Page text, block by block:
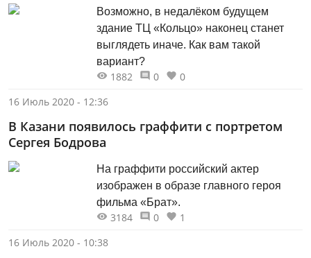
Возможно, в недалёком будущем
здание ТЦ «Кольцо» наконец станет
выглядеть иначе. Как вам такой
вариант?
1882 0
0
16 Июль 2020 - 12:36
В Казани появилось граффити с портретом
Сергея Бодрова
На граффити российский актер
изображен в образе главного героя
фильма «Брат».
3184 0
1
16 Июль 2020 - 10:38